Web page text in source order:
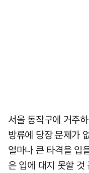
서울 동작구에 거주
방류에 당장 문제가
얼마나 큰 타격을 입
은 입에 대지 못할